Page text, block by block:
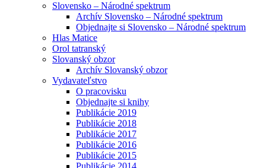
Slovensko – Národné spektrum
Archív Slovensko – Národné spektrum
Objednajte si Slovensko – Národné spektrum
Hlas Matice
Orol tatranský
Slovanský obzor
Archív Slovanský obzor
Vydavateľstvo
O pracovisku
Objednajte si knihy
Publikácie 2019
Publikácie 2018
Publikácie 2017
Publikácie 2016
Publikácie 2015
Publikácie 2014